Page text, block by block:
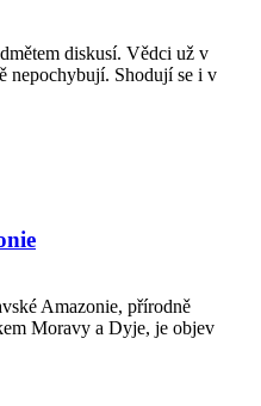
diskusí. Vědci už v
nepochybují. Shodují se i v
Amazonie, přírodně
Moravy a Dyje, je objev